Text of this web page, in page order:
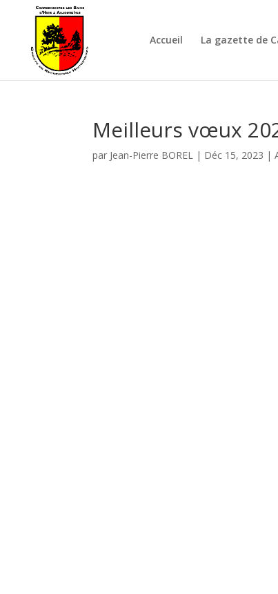
Accueil La gazette de
Meilleurs vœux
par Jean-Pierre BOREL | Déc 15, 2023 |